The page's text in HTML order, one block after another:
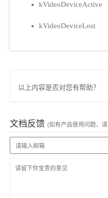
kVideoDeviceActive
kVideoDeviceLost
以上内容是否对您有帮助？
文档反馈 (如有产品使用问题，请